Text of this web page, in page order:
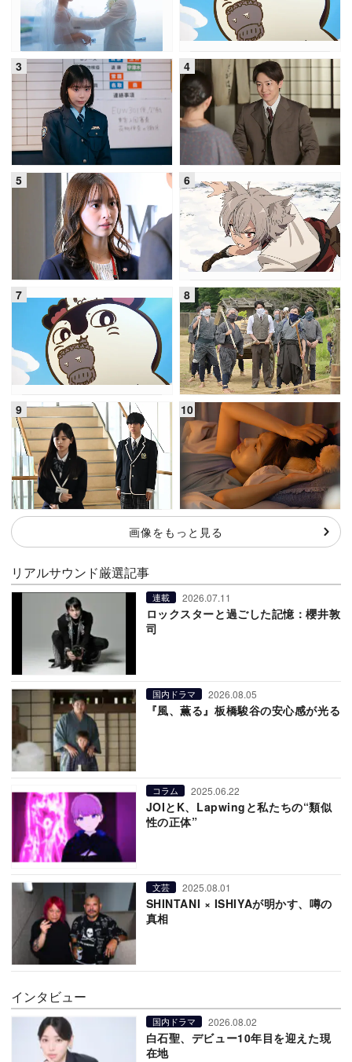
画像をもっと見る
リアルサウンド厳選記事
連載 2026.07.11
ロックスターと過ごした記憶：櫻井敦
司
国内ドラマ 2026.08.05
『風、薫る』板橋駿谷の安心感が光る
コラム 2025.06.22
JOIとK、Lapwingと私たちの“類似
性の正体”
文芸 2025.08.01
SHINTANI × ISHIYAが明かす、噂の
真相
インタビュー
国内ドラマ 2026.08.02
白石聖、デビュー10年目を迎えた現
在地